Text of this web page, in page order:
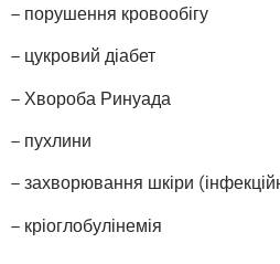
– порушення кровообігу
– цукровий діабет
– Хвороба Ринуада
– пухлини
– захворювання шкіри
– кріоглобулінемія